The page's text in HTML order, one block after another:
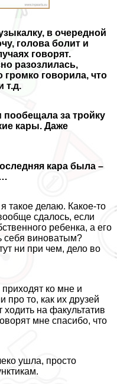
в очередной
голова болит и
говорят.
разозлилась,
громко говорила, что
т.д.
пообещала за тройку
кары. Даже
кара была –
такое делаю. Какое-то
сдалось, если
ребенка, а его
себя виноватым?
ни при чем, дело во
ко мне и
про то, как их друзей
ходить на факультатив
мне спасибо, что
ушла, просто